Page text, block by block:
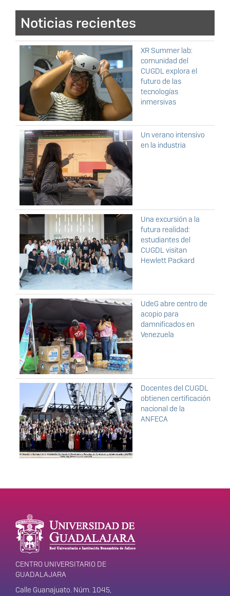
Noticias recientes
XR Summer lab:
comunidad del
CUGDL explora el
futuro de las
tecnologías
inmersivas
Un verano intensivo
en la industria
Una excursión a la
futura realidad:
estudiantes del
CUGDL visitan
Hewlett Packard
UdeG abre centro de
acopio para
damnificados en
Venezuela
Docentes del CUGDL
obtienen certificación
nacional de la
ANFECA
Enlaces de interés
Información del
portal
CENTRO UNIVERSITARIO DE
GUADALAJARA
Calle Guanajuato. Núm. 1045,